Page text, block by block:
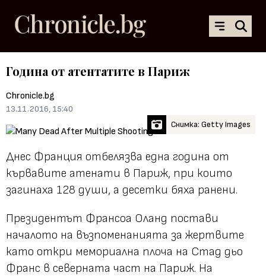
Година от атентатите в Париж
Chronicle.bg
13.11.2016, 15:40
Снимка: Getty Images
Днес Франция отбелязва една година от
кървавите атенати в Париж, при които
загинаха 128 души, а десетки бяха ранени.
Президентът Франсоа Оланд постави
началото на възпоменанията за жертвите
като откри мемориална плоча на Стад дьо
Франс в северната част на Париж. На